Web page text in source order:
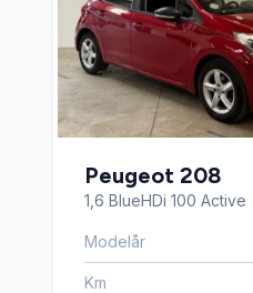
Peugeot 208
1,6 BlueHDi 100 Active
Modelår
Km